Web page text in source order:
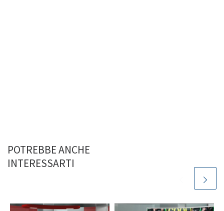
POTREBBE ANCHE
INTERESSARTI